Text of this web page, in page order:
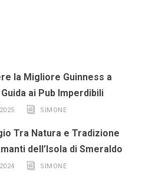
la Migliore Guinness a
Guida ai Pub Imperdibili
SIMONE
Tra Natura e Tradizione
dell’Isola di Smeraldo
SIMONE